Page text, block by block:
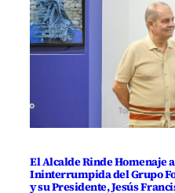
El Alcalde Rinde Homenaje
Ininterrumpida del Grupo
y su Presidente, Jesús